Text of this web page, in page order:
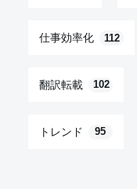
仕事効率化 112
翻訳転載 102
トレンド 95